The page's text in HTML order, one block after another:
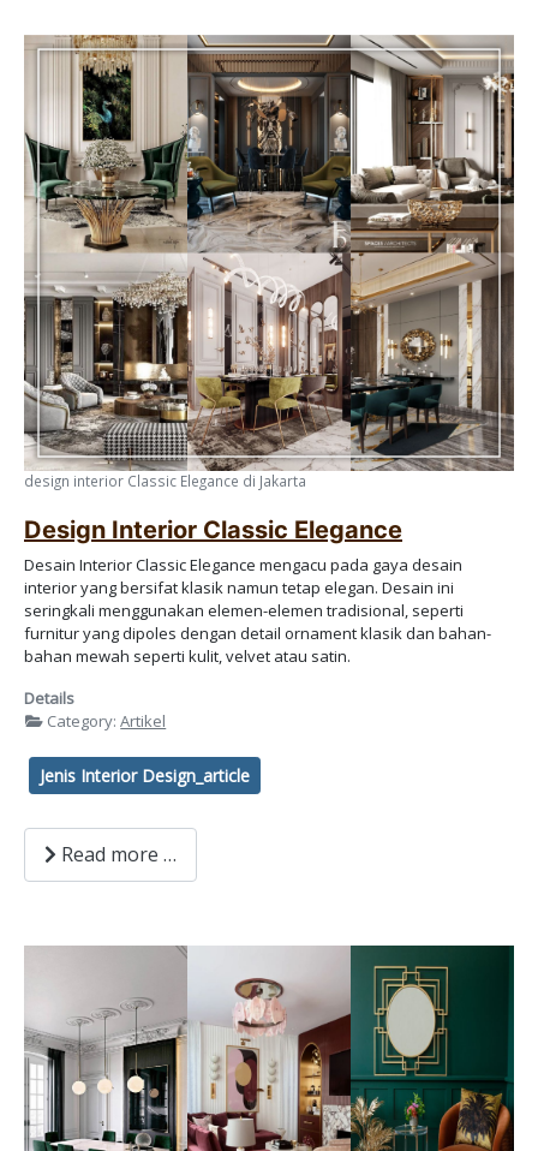
design interior Classic Elegance di Jakarta
Design Interior Classic Elegance
Desain Interior Classic Elegance mengacu pada gaya desain
interior yang bersifat klasik namun tetap elegan. Desain ini
seringkali menggunakan elemen-elemen tradisional, seperti
furnitur yang dipoles dengan detail ornament klasik dan bahan-
bahan mewah seperti kulit, velvet atau satin.
Details
Category:Artikel
Jenis Interior Design_article
Read more …